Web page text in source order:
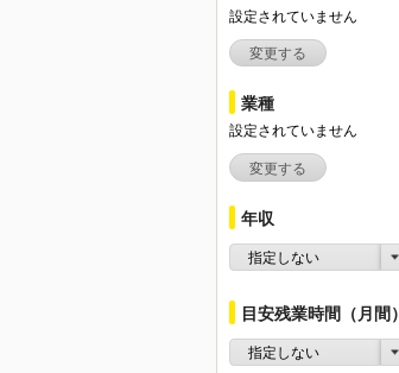
設定されていません
変更する
業種
設定されていません
変更する
年収
指定しない
目安残業時間（月間）
指定しない